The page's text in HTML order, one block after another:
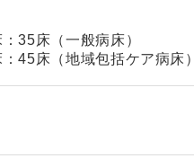
35床（一般病床）
45床（地域包括ケア病床）